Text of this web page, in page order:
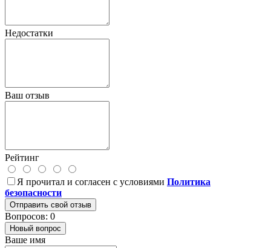
Недостатки
Ваш отзыв
Рейтинг
Я прочитал и согласен с условиями Политика
безопасности
Отправить свой отзыв
Вопросов: 0
Новый вопрос
Ваше имя